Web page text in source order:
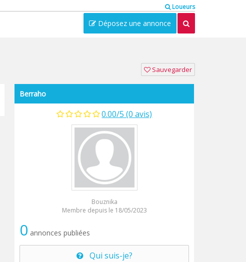
Loueurs
Déposez une annonce
Sauvegarder
Berraho
0.00/5 (0 avis)
Bouznika
Membre depuis le 18/05/2023
0 annonces publiées
Qui suis-je?